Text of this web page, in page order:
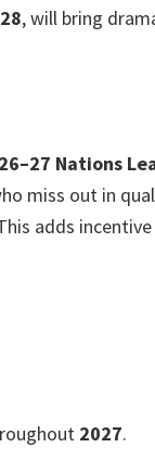
,will bring
Nations
miss out in
adds
2027.